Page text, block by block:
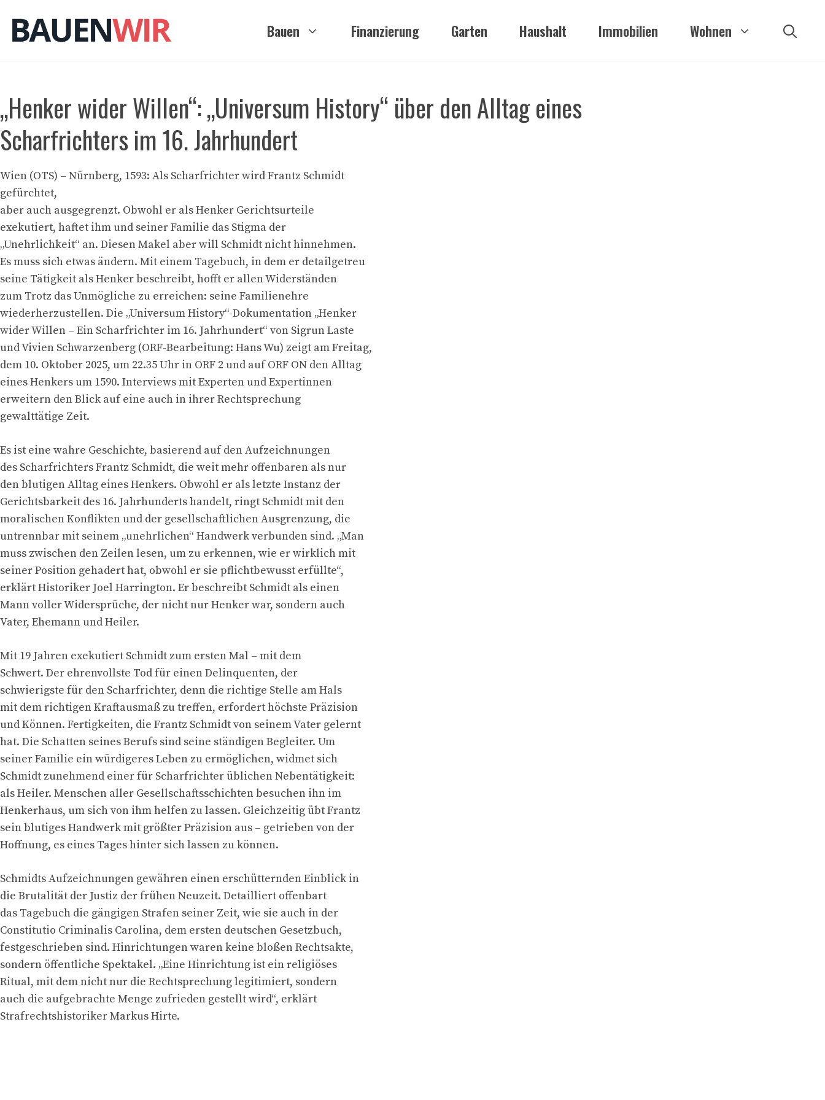
Inhalt
springen
Bauen Finanzierung Garten Haushalt Immobilien Wohnen
„Henker wider Willen“: „Universum History“ über den Alltag eines
Scharfrichters im 16. Jahrhundert
Wien (OTS) – Nürnberg, 1593: Als Scharfrichter wird Frantz Schmidt
gefürchtet,
aber auch ausgegrenzt. Obwohl er als Henker Gerichtsurteile
exekutiert, haftet ihm und seiner Familie das Stigma der
„Unehrlichkeit“ an. Diesen Makel aber will Schmidt nicht hinnehmen.
Es muss sich etwas ändern. Mit einem Tagebuch, in dem er detailgetreu
seine Tätigkeit als Henker beschreibt, hofft er allen Widerständen
zum Trotz das Unmögliche zu erreichen: seine Familienehre
wiederherzustellen. Die „Universum History“-Dokumentation „Henker
wider Willen – Ein Scharfrichter im 16. Jahrhundert“ von Sigrun Laste
und Vivien Schwarzenberg (ORF-Bearbeitung: Hans Wu) zeigt am Freitag,
dem 10. Oktober 2025, um 22.35 Uhr in ORF 2 und auf ORF ON den Alltag
eines Henkers um 1590. Interviews mit Experten und Expertinnen
erweitern den Blick auf eine auch in ihrer Rechtsprechung
gewalttätige Zeit.
Es ist eine wahre Geschichte, basierend auf den Aufzeichnungen
des Scharfrichters Frantz Schmidt, die weit mehr offenbaren als nur
den blutigen Alltag eines Henkers. Obwohl er als letzte Instanz der
Gerichtsbarkeit des 16. Jahrhunderts handelt, ringt Schmidt mit den
moralischen Konflikten und der gesellschaftlichen Ausgrenzung, die
untrennbar mit seinem „unehrlichen“ Handwerk verbunden sind. „Man
muss zwischen den Zeilen lesen, um zu erkennen, wie er wirklich mit
seiner Position gehadert hat, obwohl er sie pflichtbewusst erfüllte“,
erklärt Historiker Joel Harrington. Er beschreibt Schmidt als einen
Mann voller Widersprüche, der nicht nur Henker war, sondern auch
Vater, Ehemann und Heiler.
Mit 19 Jahren exekutiert Schmidt zum ersten Mal – mit dem
Schwert. Der ehrenvollste Tod für einen Delinquenten, der
schwierigste für den Scharfrichter, denn die richtige Stelle am Hals
mit dem richtigen Kraftausmaß zu treffen, erfordert höchste Präzision
und Können. Fertigkeiten, die Frantz Schmidt von seinem Vater gelernt
hat. Die Schatten seines Berufs sind seine ständigen Begleiter. Um
seiner Familie ein würdigeres Leben zu ermöglichen, widmet sich
Schmidt zunehmend einer für Scharfrichter üblichen Nebentätigkeit:
als Heiler. Menschen aller Gesellschaftsschichten besuchen ihn im
Henkerhaus, um sich von ihm helfen zu lassen. Gleichzeitig übt Frantz
sein blutiges Handwerk mit größter Präzision aus – getrieben von der
Hoffnung, es eines Tages hinter sich lassen zu können.
Schmidts Aufzeichnungen gewähren einen erschütternden Einblick in
die Brutalität der Justiz der frühen Neuzeit. Detailliert offenbart
das Tagebuch die gängigen Strafen seiner Zeit, wie sie auch in der
Constitutio Criminalis Carolina, dem ersten deutschen Gesetzbuch,
festgeschrieben sind. Hinrichtungen waren keine bloßen Rechtsakte,
sondern öffentliche Spektakel. „Eine Hinrichtung ist ein religiöses
Ritual, mit dem nicht nur die Rechtsprechung legitimiert, sondern
auch die aufgebrachte Menge zufrieden gestellt wird“, erklärt
Strafrechtshistoriker Markus Hirte.